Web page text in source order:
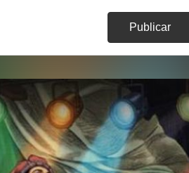
Publicar